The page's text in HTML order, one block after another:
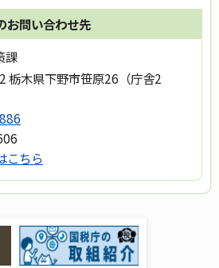
お問い合わせ先
課
栃木県下野市笹原26（庁舎2
こちら